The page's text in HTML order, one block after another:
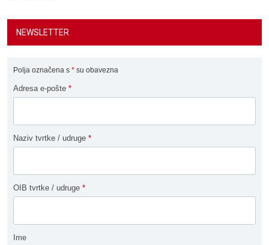
NEWSLETTER
Polja označena s * su obavezna
Adresa e-pošte *
Naziv tvrtke / udruge *
OIB tvrtke / udruge *
Ime